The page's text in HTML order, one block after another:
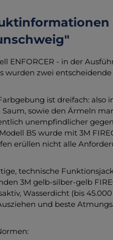
ENFORCER - in der
wurden zwei
ist dreifach: also
sowie den Ärmeln
unempfindlicher
BS wurde mit 3M
erüllen nicht alle
technische
3M gelb-silber-gelb
Wasserdicht (bis
und beste